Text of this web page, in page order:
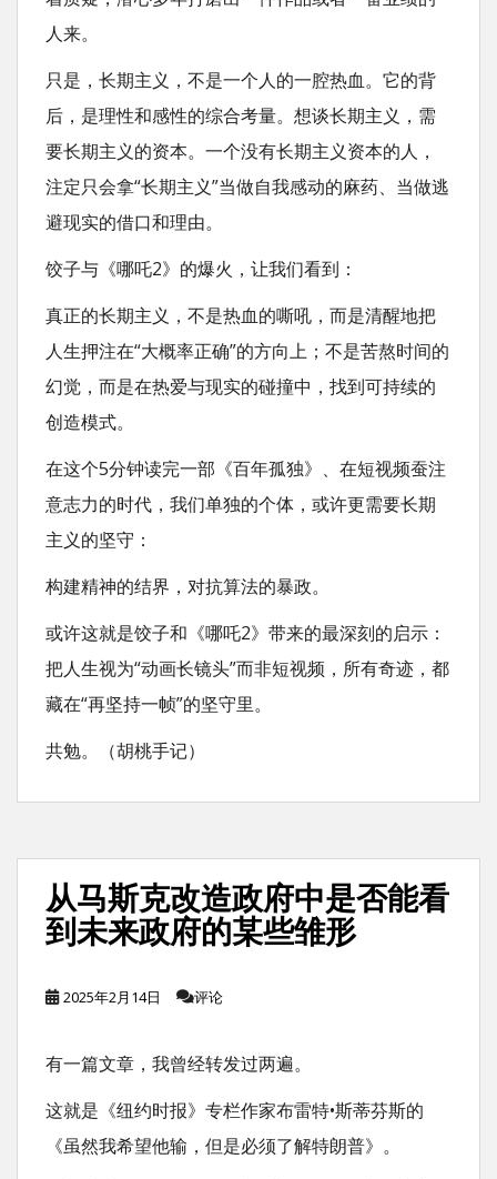
人来。
只是，长期主义，不是一个人的一腔热血。它的背
后，是理性和感性的综合考量。想谈长期主义，需
要长期主义的资本。一个没有长期主义资本的人，
注定只会拿“长期主义”当做自我感动的麻药、当做逃
避现实的借口和理由。
饺子与《哪吒2》的爆火，让我们看到：
真正的长期主义，不是热血的嘶吼，而是清醒地把
人生押注在“大概率正确”的方向上；不是苦熬时间的
幻觉，而是在热爱与现实的碰撞中，找到可持续的
创造模式。
在这个5分钟读完一部《百年孤独》、在短视频蚕注
意志力的时代，我们单独的个体，或许更需要长期
主义的坚守：
构建精神的结界，对抗算法的暴政。
或许这就是饺子和《哪吒2》带来的最深刻的启示：
把人生视为“动画长镜头”而非短视频，所有奇迹，都
藏在“再坚持一帧”的坚守里。
共勉。（胡桃手记）
从马斯克改造政府中是否能看
到未来政府的某些雏形
2025年2月14日 评论
有一篇文章，我曾经转发过两遍。
这就是《纽约时报》专栏作家布雷特•斯蒂芬斯的
《虽然我希望他输，但是必须了解特朗普》。